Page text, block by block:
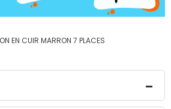
EN CUIR MARRON 7 PLACES